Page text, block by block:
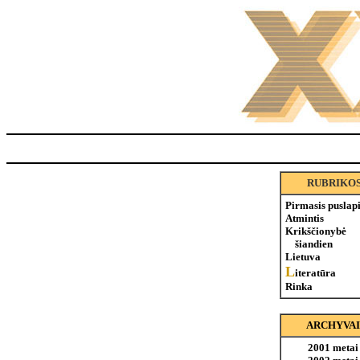
Pirmasis
Atmintis
Krikščionybė
šiandien
Lietuva
Literatūra
Rinka
ARCHYVAI
2001 metai